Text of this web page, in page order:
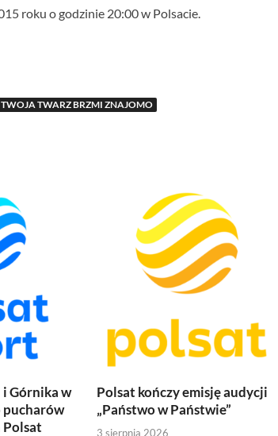
roku o godzinie 20:00 w Polsacie.
TWOJA TWARZ BRZMI ZNAJOMO
Górnika w
pucharów
Polsat
Polsat kończy emisję audycji
„Państwo w Państwie”
3 sierpnia 2026